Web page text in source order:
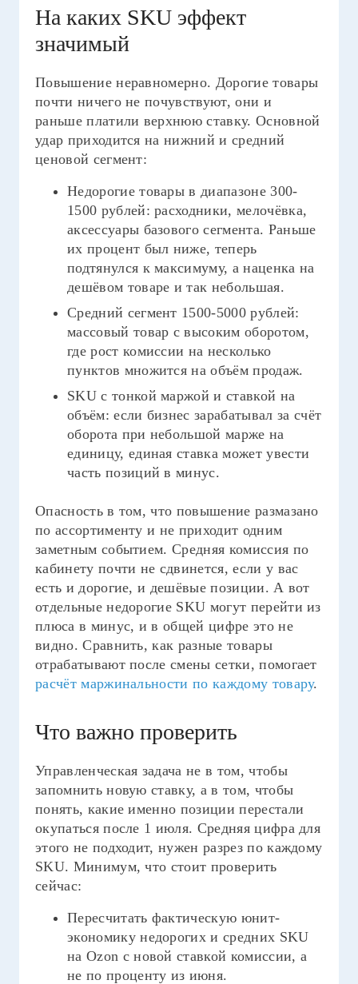
На каких SKU эффект
значимый
Повышение неравномерно. Дорогие товары
почти ничего не почувствуют, они и
раньше платили верхнюю ставку. Основной
удар приходится на нижний и средний
ценовой сегмент:
Недорогие товары в диапазоне 300-
1500 рублей: расходники, мелочёвка,
аксессуары базового сегмента. Раньше
их процент был ниже, теперь
подтянулся к максимуму, а наценка на
дешёвом товаре и так небольшая.
Средний сегмент 1500-5000 рублей:
массовый товар с высоким оборотом,
где рост комиссии на несколько
пунктов множится на объём продаж.
SKU с тонкой маржой и ставкой на
объём: если бизнес зарабатывал за счёт
оборота при небольшой марже на
единицу, единая ставка может увести
часть позиций в минус.
Опасность в том, что повышение размазано
по ассортименту и не приходит одним
заметным событием. Средняя комиссия по
кабинету почти не сдвинется, если у вас
есть и дорогие, и дешёвые позиции. А вот
отдельные недорогие SKU могут перейти из
плюса в минус, и в общей цифре это не
видно. Сравнить, как разные товары
отрабатывают после смены сетки, помогает
расчёт маржинальности по каждому товару.
Что важно проверить
Управленческая задача не в том, чтобы
запомнить новую ставку, а в том, чтобы
понять, какие именно позиции перестали
окупаться после 1 июля. Средняя цифра для
этого не подходит, нужен разрез по каждому
SKU. Минимум, что стоит проверить
сейчас:
Пересчитать фактическую юнит-
экономику недорогих и средних SKU
на Ozon с новой ставкой комиссии, а
не по проценту из июня.